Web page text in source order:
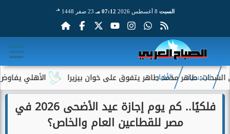
السبت 07:12 مـ 23 صفر 1448 هـ
الأهلي يفاوض أحمد طاهر محمد طاهر يتفوق على خوان بيزيرا
الرئيسية الأخبار
فلكيًا.. كم يوم إجازة عيد الأضحى 2026 في
مصر للقطاعين العام والخاص؟